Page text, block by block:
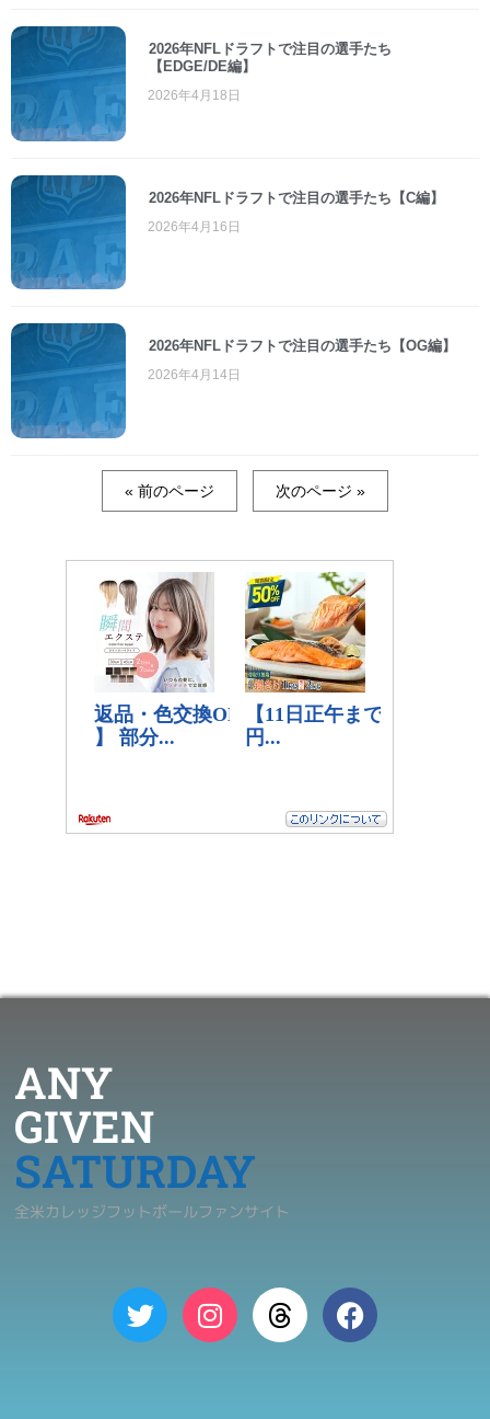
2026年NFLドラフトで注目の選手たち
【EDGE/DE編】
2026年4月18日
2026年NFLドラフトで注目の選手たち【C編】
2026年4月16日
2026年NFLドラフトで注目の選手たち【OG編】
2026年4月14日
« 前のページ 次のページ »
ANY
GIVEN
SATURDAY
全米カレッジフットボールファンサイト